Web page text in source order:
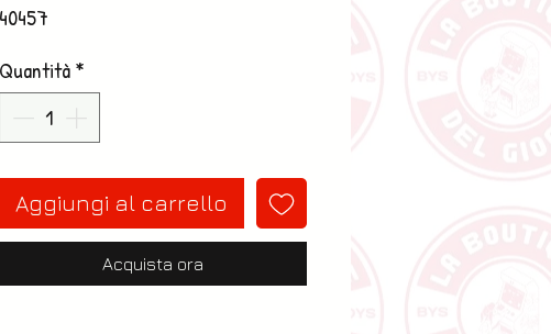
40457
Quantità*
Aggiungi al carrello
Acquista ora